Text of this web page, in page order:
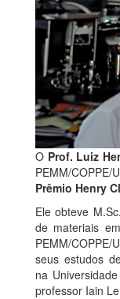
O Prof. Luiz
PEMM/
Prêmio Henry
Ele obteve
de materiais
PEMM/
seus estudos
na
professor Iain